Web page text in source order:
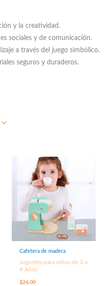
y la creatividad.
sociales y de comunicación.
a través del juego simbólico.
seguros y duraderos.
Cafetera de madera
Juguetes para niños de 3 a
4 Años
$24.00